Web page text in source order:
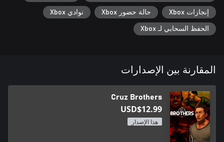
إنجازات Xbox حالة حضور Xbox نوادي Xbox
الحفظ السحابي لـ Xbox
المقارنة بين الإصدارات
Cruz Brothers
USD$12.99
هذا الإصدار